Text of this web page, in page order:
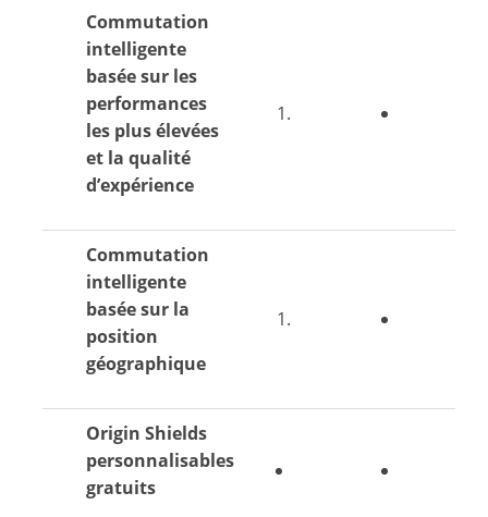
Commutation
intelligente
basée sur les
performances
les plus élevées
et la qualité
d’expérience
Commutation
intelligente
basée sur la
position
géographique
Origin Shields
personnalisables
gratuits